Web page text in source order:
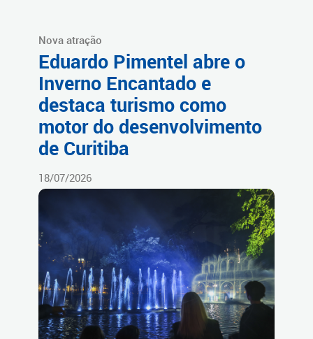
Nova atração
Eduardo Pimentel abre o
Inverno Encantado e
destaca turismo como
motor do desenvolvimento
de Curitiba
18/07/2026